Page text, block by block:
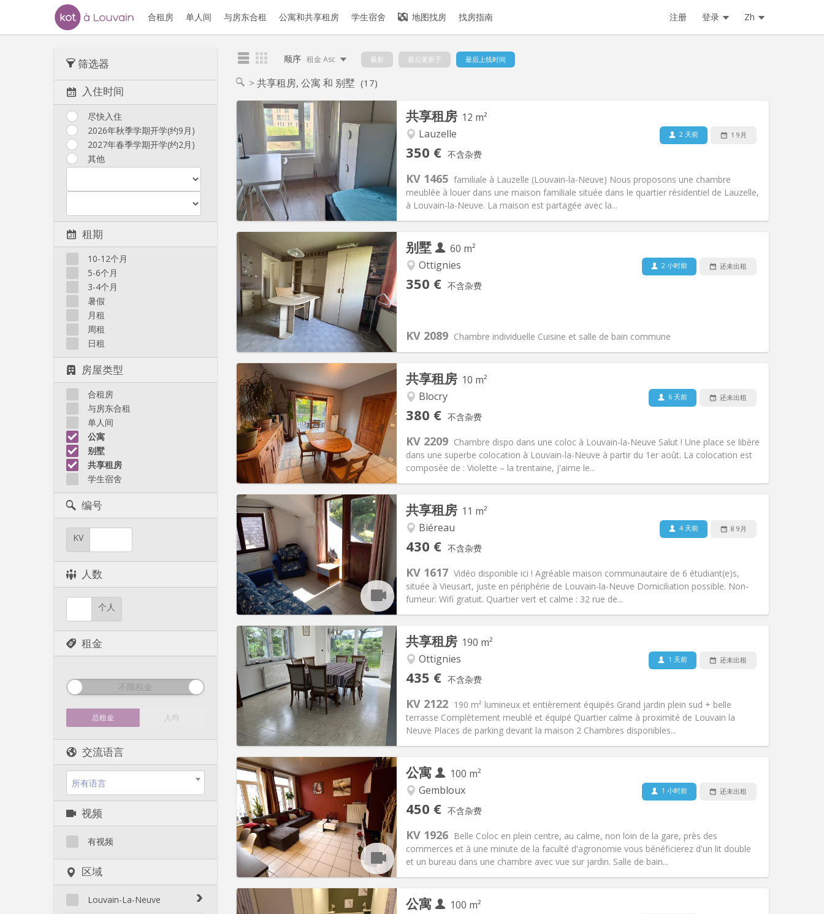
合租房 单人间 与房东合租 公寓和共享租房 学生宿舍 地图找房 找房指南 注册 登录 Zh
筛选器
入住时间
尽快入住
2026年秋季学期开学(约9月)
2027年春季学期开学(约2月)
其他
租期
10-12个月
5-6个月
3-4个月
暑假
月租
周租
日租
房屋类型
合租房
与房东合租
单人间
公寓
别墅
共享租房
学生宿舍
编号
KV
人数
个人
租金
不限租金
总租金 人均
交流语言
所有语言
视频
有视频
区域
Louvain-La-Neuve
顺序 租金 Asc 最新 最后更新于 最后上线时间
共享租房, 公寓 和 别墅 (17)
共享租房 12 m²
Lauzelle
350 € 不含杂费
2 天前 1 9月
KV 1465 familiale à Lauzelle (Louvain-la-Neuve) Nous proposons une chambre
meublée à louer dans une maison familiale située dans le quartier résidentiel de Lauzelle,
à Louvain-la-Neuve. La maison est partagée avec la...
实用信息
租金:350 €
100 €
租期:10个月, 5-6个月, 3-4个月
住房登记:否
布局
浴室:共用
面积:12 m2
其他
氛围: 安静, 学习氛围
别墅
60 m²
Ottignies
350 € 不含杂费
2 小时前 还未出租
KV 2089 Chambre individuelle Cuisine et salle de bain commune
实用信息
租金:350 €
水电费:50 €
租期: 12个月, 10个月
住房登记: 否
布局
面积:60 m2
其他
共享租房 10 m²
Blocry
380 € 不含杂费
6 天前 还未出租
KV 2209 Chambre dispo dans une coloc à Louvain-la-Neuve Salut ! Une place se libère
dans une superbe colocation à Louvain-la-Neuve à partir du 1er août. La colocation est
composée de : Violette – la trentaine, j'aime le...
实用信息
租金:380 €
水电费:120 €
租期:12个月
住房登记:可登记
布局
浴室:共用
面积:10 m2
其他
氛围:学习氛围, 温馨, 安静
共享租房 11 m²
Biéreau
430 € 不含杂费
4 天前 8 9月
KV 1617 Vidéo disponible ici ! Agréable maison communautaire de 6 étudiant(e)s,
située à Vieusart, juste en périphérie de Louvain-la-Neuve Domiciliation possible. Non-
fumeur. Wifi gratuit. Quartier vert et calme : 32 rue de...
实用信息
租金:430 €
水电费:100 €
租期:12个月
住房登记: 可登记
布局
浴室:共用
面积:11 m2
其他
氛围:安静, 社区氛围
共享租房 190 m²
Ottignies
435 € 不含杂费
1 天前 还未出租
KV 2122 190 m² lumineux et entièrement équipés Grand jardin plein sud + belle
terrasse Complètement meublé et équipé Quartier calme à proximité de Louvain la
Neuve Places de parking devant la maison 2 Chambres disponibles...
实用信息
租金: 435 €
水电费:160 €
租期:12个月, 11个月
住房登记:可登记
布局
浴室:共用
面积:190 m2
其他
氛围:安静, 社区氛围
公寓
100 m²
Gembloux
450 € 不含杂费
1 小时前 还未出租
KV 1926 Belle Coloc en plein centre, au calme, non loin de la gare, près des
commerces et à une minute de la faculté d'agronomie vous bénéficierez d'un lit double
et un bureau dans une chambre avec vue sur jardin. Salle de bain...
实用信息
租金: 450 €
水电费:150 €
租期:12个月, 11个月, 10个月, 5-6个月
住房登记:有登记条件
布局
浴室:共用
面积:100 m2
其他
氛围:学习氛围, 社区氛围, 安静, 温馨
公寓
100 m²